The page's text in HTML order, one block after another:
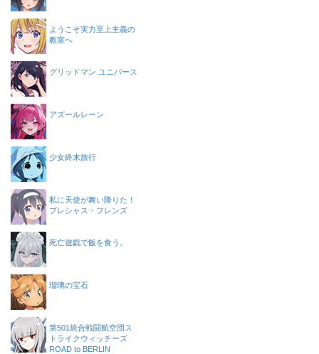
ようこそ実力至上主義の
教室へ
グリッドマン ユニバース
アズールレーン
少女終末旅行
私に天使が舞い降りた！
プレシャス・フレンズ
死亡遊戯で飯を食う。
瑠璃の宝石
第501統合戦闘航空団ス
トライクウィッチーズ
ROAD to BERLIN